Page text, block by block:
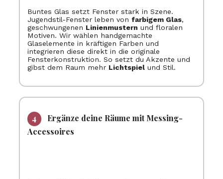
Buntes Glas setzt Fenster stark in Szene.
Jugendstil-Fenster leben von farbigem Glas,
geschwungenen Linienmustern und floralen
Motiven. Wir wählen handgemachte
Glaselemente in kräftigen Farben und
integrieren diese direkt in die originale
Fensterkonstruktion. So setzt du Akzente und
gibst dem Raum mehr Lichtspielund Stil.
Ergänze deine Räume mit Messing-
Accessoires